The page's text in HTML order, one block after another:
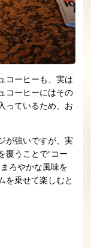
コーヒーも、実は
コーヒーにはその
っているため、お
が強いですが、実
覆うことで“コー
ろやかな風味を
を乗せて楽しむと